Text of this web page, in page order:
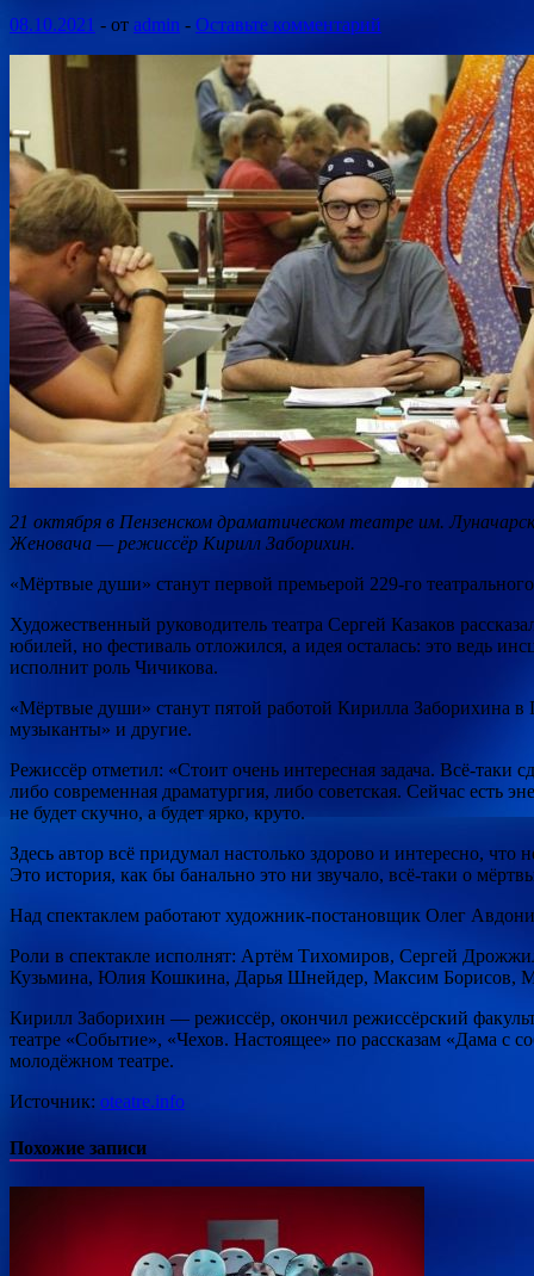
08.10.2021 - от admin - Оставьте комментарий
21 октября в Пензенском драматическом театре им.
Женовача — режиссёр Кирилл Заборихин.
«Мёртвые души» станут первой премьерой 229-го
Художественный руководитель театра Сергей Казаков
юбилей, но фестиваль отложился, а идея осталась: это ведь
исполнит роль Чичикова.
«Мёртвые души» станут пятой работой Кирилла Заборихина в
музыканты» и другие.
Режиссёр отметил: «Стоит очень интересная задача. Всё-
либо современная драматургия, либо советская. Сейчас есть
не будет скучно, а будет ярко, круто.
Здесь автор всё придумал настолько здорово и интересно,
Это история, как бы банально это ни звучало, всё-таки о
Над спектаклем работают художник-постановщик Олег
Роли в спектакле исполнят: Артём Тихомиров, Сергей
Кузьмина, Юлия Кошкина, Дарья Шнейдер, Максим Борисов,
Кирилл Заборихин — режиссёр, окончил режиссёрский
театре «Событие», «Чехов. Настоящее» по рассказам «Дама с
молодёжном театре.
Источник: oteatre.info
Похожие записи